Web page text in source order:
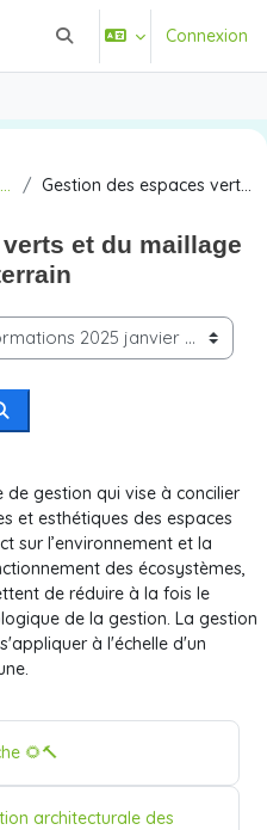
Activer/désactiver la
Connexion
Formations 2025 janvier - juin Gestion des espaces verts et du maillage bleu - formations de terrain
et du maillage
Rechercher des cours
gestion qui vise à concilier
et esthétiques des espaces
sur l’environnement et la
des écosystèmes,
de réduire à la fois le
de la gestion. La gestion
à l'échelle d'un
🌻🔨
architecturale des